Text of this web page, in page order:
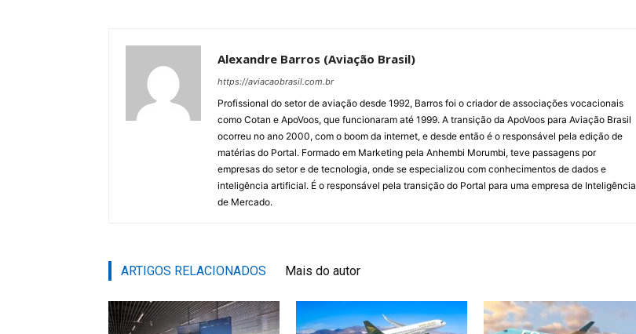
Alexandre Barros (Aviação Brasil)
https://aviacaobrasil.com.br
Profissional do setor de aviação desde 1992, Barros foi o criador de associações vocacionais
como Cotan e ApoVoos, que funcionaram até 1999. A transição da ApoVoos para Aviação Brasil
ocorreu no ano 2000, com o boom da internet, e desde então é o responsável pela edição de
matérias do Portal. Formado em Marketing pela Anhembi Morumbi, teve passagens por
empresas do setor e de tecnologia, onde se especializou com conhecimentos de dados e
inteligência artificial. É o responsável pela transição do Portal para uma empresa de Inteligência
de Mercado.
ARTIGOS RELACIONADOS Mais do autor